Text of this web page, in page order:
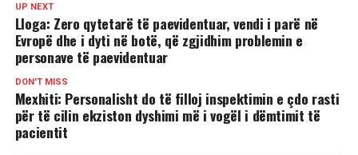
UP NEXT
Lloga: Zero qytetarë të paevidentuar, vendi i parë në
Evropë dhe i dyti në botë, që zgjidhim problemin e
personave të paevidentuar
DON'T MISS
Mexhiti: Personalisht do të filloj inspektimin e çdo rasti
për të cilin ekziston dyshimi më i vogël i dëmtimit të
pacientit